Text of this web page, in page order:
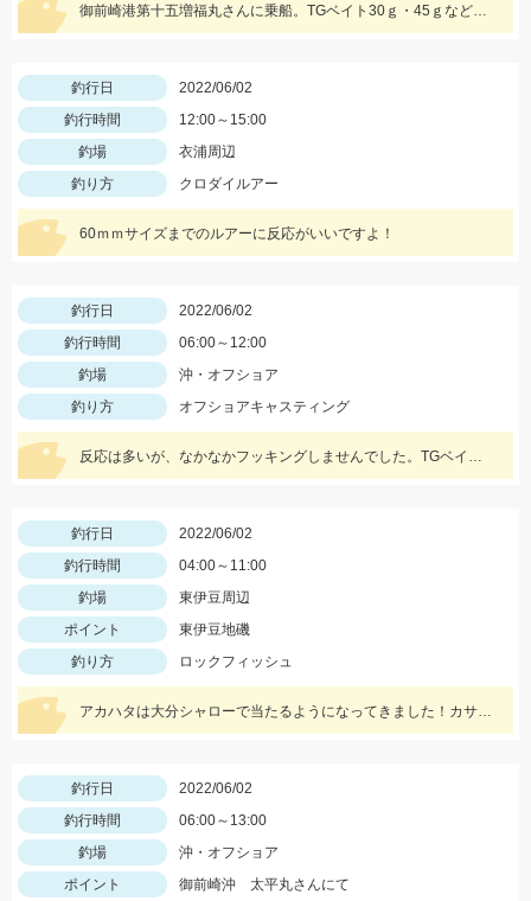
御前崎港第十五増福丸さんに乗船。TGベイト30ｇ・45ｇなどシルエットの小さいジグに好反応♪
釣行日
2022/06/02
釣行時間
12:00～15:00
釣場
衣浦周辺
釣り方
クロダイルアー
60ｍｍサイズまでのルアーに反応がいいですよ！
釣行日
2022/06/02
釣行時間
06:00～12:00
釣場
沖・オフショア
釣り方
オフショアキャスティング
反応は多いが、なかなかフッキングしませんでした。TGベイトの30ｇで釣れました！
釣行日
2022/06/02
釣行時間
04:00～11:00
釣場
東伊豆周辺
ポイント
東伊豆地磯
釣り方
ロックフィッシュ
アカハタは大分シャローで当たるようになってきました！カサゴも大型多いです！
釣行日
2022/06/02
釣行時間
06:00～13:00
釣場
沖・オフショア
ポイント
御前崎沖 太平丸さんにて